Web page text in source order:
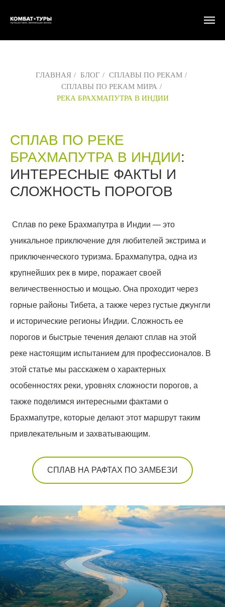
ГЛАВНАЯ / БЛОГ / СПЛАВЫ ПО РЕКАМ /
СПЛАВЫ ПО РЕКАМ МИРА /
РЕКА БРАХМАПУТРА В ИНДИИ
СПЛАВ ПО РЕКЕ
БРАХМАПУТРА В ИНДИИ:
ИНТЕРЕСНЫЕ ФАКТЫ И
СЛОЖНОСТЬ ПОРОГОВ
Сплав по реке Брахмапутра в Индии — это
уникальное приключение для любителей экстрима и
приключенческого туризма. Брахмапутра, одна из
крупнейших рек в мире, поражает своей
величественностью и мощью. Она проходит через
горные районы Тибета, а также через густые джунгли
и исторические регионы Индии. Сложность ее
порогов и быстрые течения делают сплав на этой
реке настоящим испытанием для профессионалов. В
этой статье мы расскажем о характерных
особенностях реки, уровнях сложности порогов, а
также поделимся интересными фактами о
Брахмапутре, которые делают этот маршрут таким
привлекательным и захватывающим.
СПЛАВ НА РАФТАХ ПО ЗАМБЕЗИ